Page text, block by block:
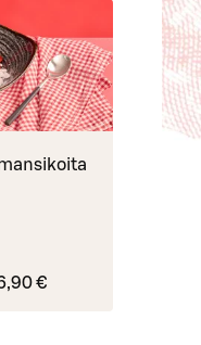
€